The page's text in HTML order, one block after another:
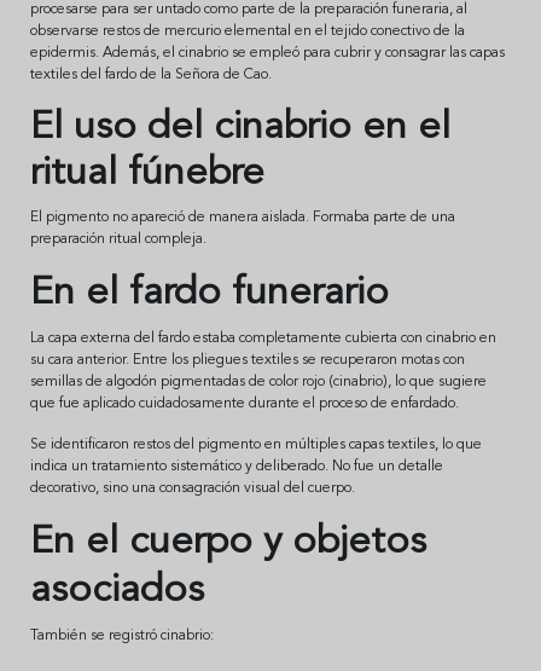
procesarse para ser untado como parte de la preparación funeraria, al
observarse restos de mercurio elemental en el tejido conectivo de la
epidermis. Además, el cinabrio se empleó para cubrir y consagrar las capas
textiles del fardo de la Señora de Cao.
El uso del cinabrio en el
ritual fúnebre
El pigmento no apareció de manera aislada. Formaba parte de una
preparación ritual compleja.
En el fardo funerario
La capa externa del fardo estaba completamente cubierta con cinabrio en
su cara anterior. Entre los pliegues textiles se recuperaron motas con
semillas de algodón pigmentadas de color rojo (cinabrio), lo que sugiere
que fue aplicado cuidadosamente durante el proceso de enfardado.
Se identificaron restos del pigmento en múltiples capas textiles, lo que
indica un tratamiento sistemático y deliberado. No fue un detalle
decorativo, sino una consagración visual del cuerpo.
En el cuerpo y objetos
asociados
También se registró cinabrio: